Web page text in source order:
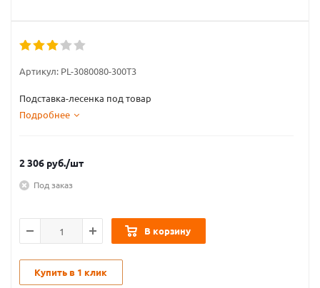
Артикул: PL-3080080-300T3
Подставка-лесенка под товар
Подробнее
2 306 руб./шт
Под заказ
В корзину
Купить в 1 клик